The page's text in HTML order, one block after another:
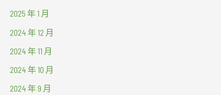
2025 年 1 月
2024 年 12 月
2024 年 11 月
2024 年 10 月
2024 年 9 月